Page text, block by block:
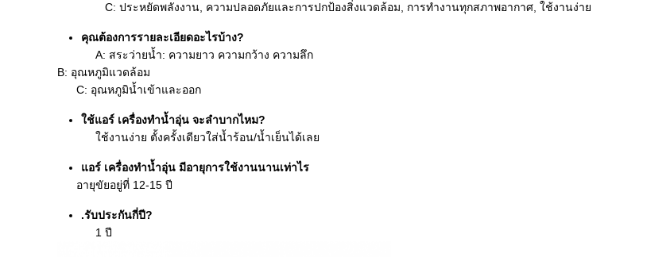
C: ประหยัดพลังงาน, ความปลอดภัยและการปกป้องสิ่งแวดล้อม, การทำงานทุกสภาพอากาศ, ใช้งานง่าย
คุณต้องการรายละเอียดอะไรบ้าง?
A: สระว่ายน้ำ: ความยาว ความกว้าง ความลึก
B: อุณหภูมิแวดล้อม
C: อุณหภูมิน้ำเข้าและออก
ใช้แอร์ เครื่องทำน้ำอุ่น จะลำบากไหม?
ใช้งานง่าย ตั้งครั้งเดียวใส่น้ำร้อน/น้ำเย็นได้เลย
แอร์ เครื่องทำน้ำอุ่น มีอายุการใช้งานนานเท่าไร
อายุขัยอยู่ที่ 12-15 ปี
.รับประกันกี่ปี?
1 ปี